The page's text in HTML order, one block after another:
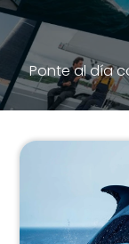
Ponte al día